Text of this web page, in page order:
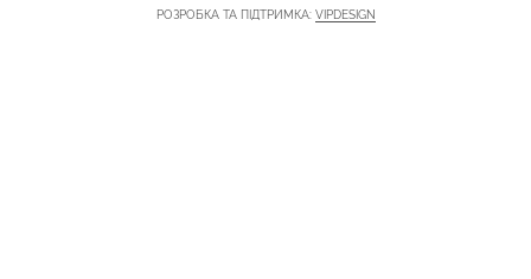
РОЗРОБКА ТА ПІДТРИМКА: VIPDESIGN